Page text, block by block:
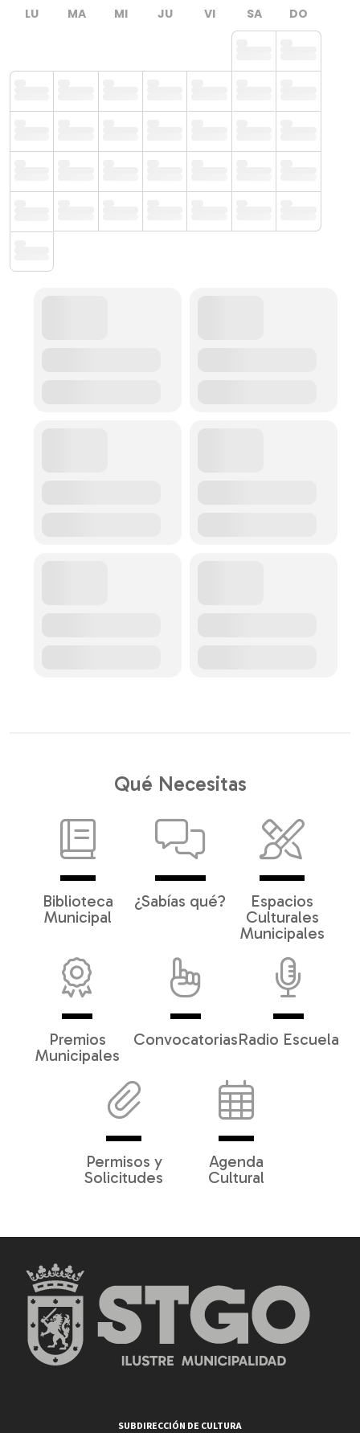
LU MA MI JU VI SA DO
Qué Necesitas
Biblioteca
Municipal
¿Sabías qué?
Espacios
Culturales
Municipales
Premios
Municipales
ConvocatoriasRadio Escuela
Permisos y
Solicitudes
Agenda
Cultural
SUBDIRECCIÓN DE CULTURA